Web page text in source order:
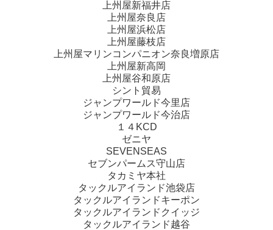
上州屋新福井店
上州屋奈良店
上州屋浜松店
上州屋藤枝店
上州屋マリンコンパニオン奈良増原店
上州屋新高岡
上州屋谷和原店
シント貿易
ジャンプワールド今里店
ジャンプワールド今治店
１４KCD
ゼニヤ
SEVENSEAS
セブンパームス守山店
タカミヤ本社
タックルアイランド池袋店
タックルアイランドキーポン
タックルアイランドクイッジ
タックルアイランド越谷